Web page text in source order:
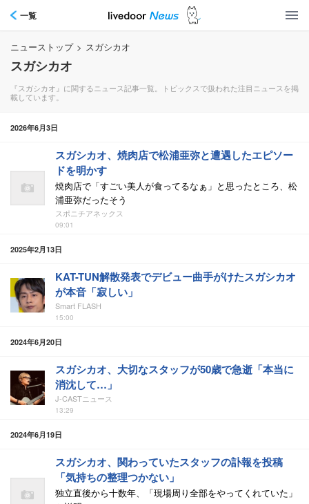
一覧
ニューストップ > スガシカオ
スガシカオ
『スガシカオ』に関するニュース記事一覧。トピックスで扱われた注目ニュースを掲
載しています。
2026年6月3日
スガシカオ、焼肉店で松浦亜弥と遭遇したエピソー
ドを明かす
焼肉店で「すごい美人が食ってるなぁ」と思ったところ、松
浦亜弥だったそう
スポニチアネックス
09:01
2025年2月13日
KAT-TUN解散発表でデビュー曲手がけたスガシカオ
が本音「寂しい」
Smart FLASH
15:00
2024年6月20日
スガシカオ、大切なスタッフが50歳で急逝「本当に
消沈して…」
J-CASTニュース
13:29
2024年6月19日
スガシカオ、関わっていたスタッフの訃報を投稿
「気持ちの整理つかない」
独立直後から十数年、「現場周り全部をやってくれていた」